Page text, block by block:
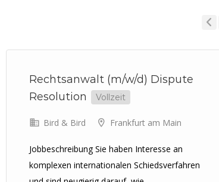
Rechtsanwalt (m/w/d) Dispute
Resolution
Vollzeit
Bird & Bird Frankfurt am Main
Jobbeschreibung Sie haben Interesse an
komplexen internationalen Schiedsverfahren